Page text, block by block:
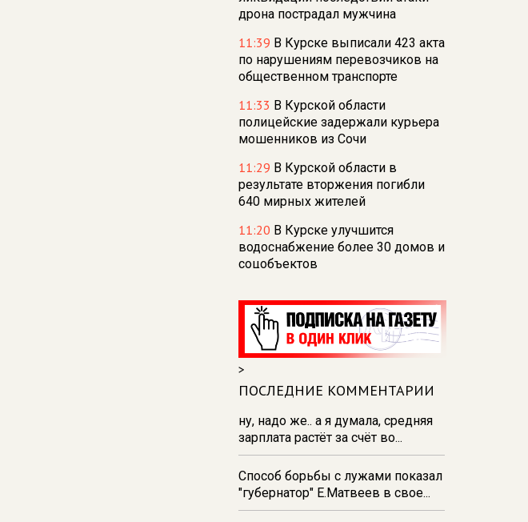
дрона пострадал мужчина
11:39 В Курске выписали 423 акта
по нарушениям перевозчиков на
общественном транспорте
11:33 В Курской области
полицейские задержали курьера
мошенников из Сочи
11:29 В Курской области в
результате вторжения погибли
640 мирных жителей
11:20 В Курске улучшится
водоснабжение более 30 домов и
соцобъектов
300 курян после вторжения
остаётся неизвестной
10:39В Курске в день
годовщины вторжения ВСУ
прошел памятный митинг и
10:21В Курской области
ликвидированы 4 свалки на
сельхозземлях
10:05СК: ущерб от вторжения в
Курскую область составил почти
>
ПОСЛЕДНИЕ КОММЕНТАРИИ
ну, надо же.. а я думала, средняя
зарплата растёт за счёт во...
Способ борьбы с лужами показал
"губернатор" Е.Матвеев в свое...